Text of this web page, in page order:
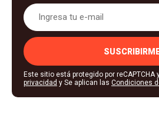
Este sitio está protegido por reCAPTCHA
privacidad y Se aplican las Condiciones